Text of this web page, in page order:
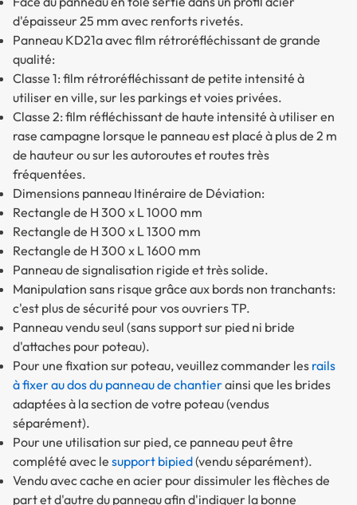
d'épaisseur 25 mm avec renforts rivetés.
Panneau KD21a avec film rétroréfléchissant de grande
qualité:
Classe 1: film rétroréfléchissant de petite intensité à
utiliser en ville, sur les parkings et voies privées.
Classe 2: film réfléchissant de haute intensité à utiliser en
rase campagne lorsque le panneau est placé à plus de 2 m
de hauteur ou sur les autoroutes et routes très
fréquentées.
Dimensions panneau Itinéraire de Déviation:
Rectangle de H 300 x L 1000 mm
Rectangle de H 300 x L 1300 mm
Rectangle de H 300 x L 1600 mm
Panneau de signalisation rigide et très solide.
Manipulation sans risque grâce aux bords non tranchants:
c'est plus de sécurité pour vos ouvriers TP.
Panneau vendu seul (sans support sur pied ni bride
d'attaches pour poteau).
Pour une fixation sur poteau, veuillez commander les rails
à fixer au dos du panneau de chantierainsi que les brides
adaptées à la section de votre poteau (vendus
séparément).
Pour une utilisation sur pied, ce panneau peut être
complété avec le support bipied(vendu séparément).
Vendu avec cache en acier pour dissimuler les flèches de
part et d'autre du panneau afin d'indiquer la bonne